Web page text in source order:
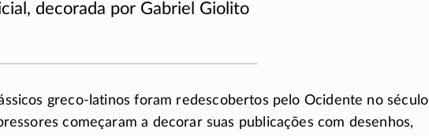
decorada por Gabriel Giolito
greco-latinos foram redescobertos pelo Ocidente no século
começaram a decorar suas publicações com desenhos,